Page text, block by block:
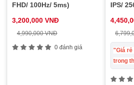
FHD/ 100Hz/ 5ms)
3,200,000 VNĐ
4,990,000 VNĐ
0 đánh giá
IPS/
hành
"Giá rẻ
trong